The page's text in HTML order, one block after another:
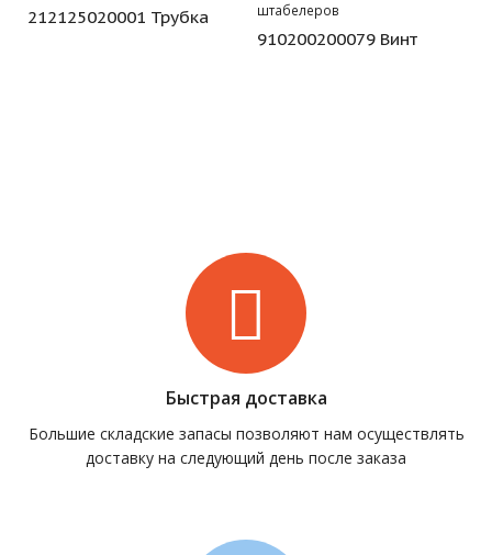
212125020001 Трубка
штабелеров
910200200079 Винт
Быстрая доставка
Большие складские запасы позволяют нам осуществлять
доставку на следующий день после заказа